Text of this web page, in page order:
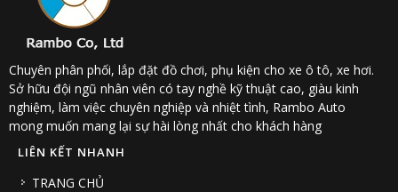
Chuyên phân phối, lắp đặt đồ chơi, phụ kiện cho xe ô tô, xe hơi.
Sở hữu đội ngũ nhân viên có tay nghề kỹ thuật cao, giàu kinh
nghiệm, làm việc chuyên nghiệp và nhiệt tình, Rambo Auto
mong muốn mang lại sự hài lòng nhất cho khách hàng
LIÊN KẾT NHANH
TRANG CHỦ